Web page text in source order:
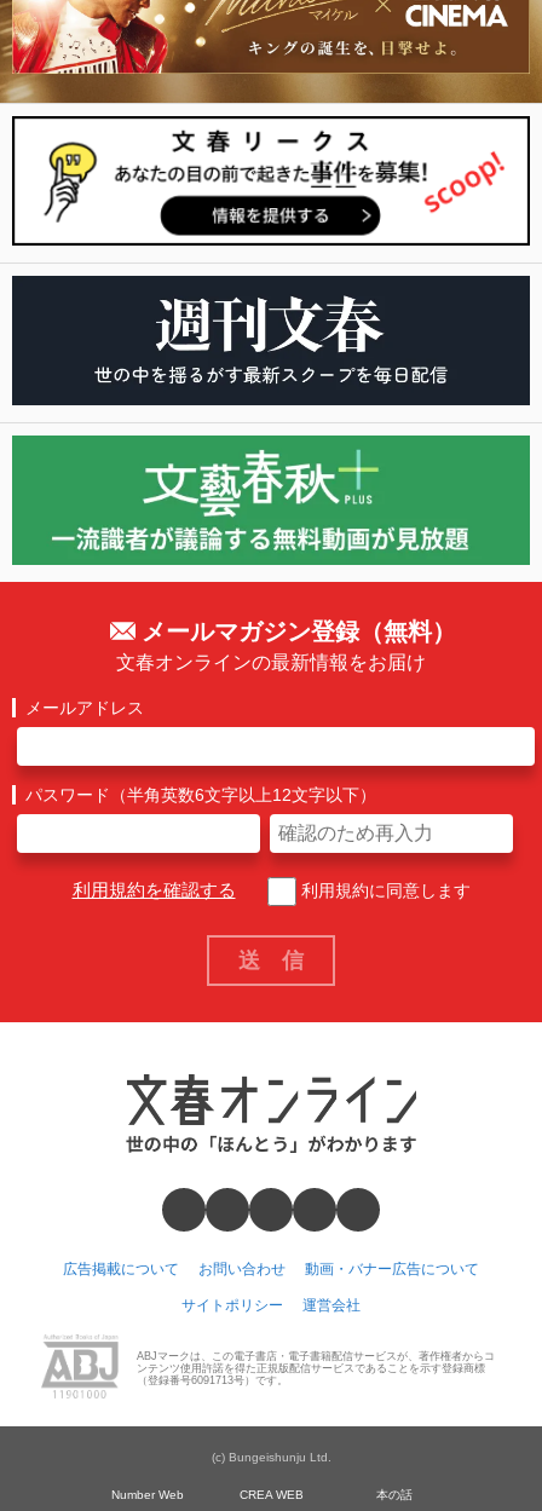
メールマガジン登録（無料）
文春オンラインの最新情報をお届け
メールアドレス
パスワード（半角英数6文字以上12文字以下）
利用規約を確認する 利用規約に同意します
広告掲載について お問い合わせ 動画・バナー広告について
サイトポリシー 運営会社
ABJマークは、この電子書店・電子書籍配信サービスが、著作権者からコ
ンテンツ使用許諾を得た正規版配信サービスであることを示す登録商標
（登録番号6091713号）です。
(c) Bungeishunju Ltd.
Number Web CREA WEB 本の話